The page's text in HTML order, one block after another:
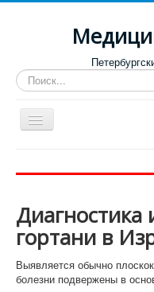
Искать...
Toggle
Navigation
Роддома и женские
Диспансеры
Лучшие клиники по
Диагностика
гортани в
Выявляется обычно
болезни подвержены в